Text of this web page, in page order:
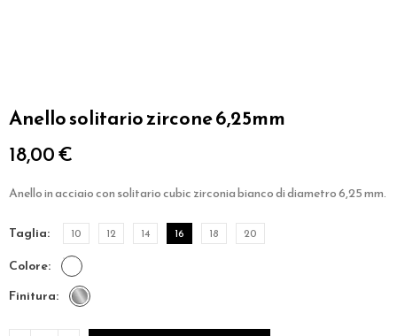
Anello solitario zircone 6,25mm
18,00 €
Anello in acciaio con solitario cubic zirconia bianco di diametro 6,25 mm.
taglia 10 12 14 16 18 20
colore
finitura